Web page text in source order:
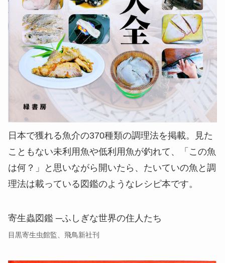
日本で獲れる魚介の370種類の調理法を掲載。見た
こともない未利用魚や低利用魚が釣れて、「この魚
は何？」と思いながら開いたら、たいていの魚と調
理法は載っている図鑑のようなレシピ本です。
寄生蟲図鑑 ─ふしぎな世界の住人たち
目黒寄生虫館監、飛鳥新社刊